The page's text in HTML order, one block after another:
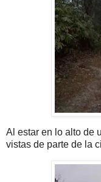
Al estar en lo alto de
vistas de parte de la